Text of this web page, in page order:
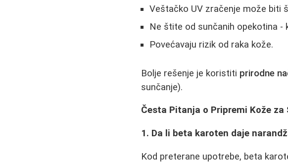
Veštačko UV zračenje može biti
Ne štite od sunčanih opekotina -
Povećavaju rizik od raka kože.
Bolje rešenje je koristiti prirodne
sunčanje).
Česta Pitanja o Pripremi Kože za
1. Da li beta karoten daje
Kod preterane upotrebe, beta